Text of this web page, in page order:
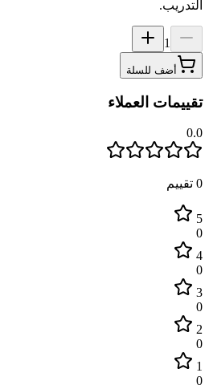
التدريب.
1
أضف للسلة
تقييمات العملاء
0.0
0 تقييم
5
0
4
0
3
0
2
0
1
0